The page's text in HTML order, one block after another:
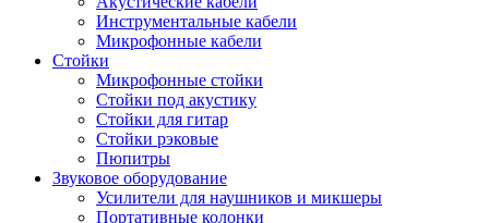
Инструментальные кабели
Микрофонные кабели
Стойки
Микрофонные стойки
Стойки под акустику
Стойки для гитар
Стойки рэковые
Пюпитры
Звуковое оборудование
Усилители для наушников и микшеры
Портативные колонки